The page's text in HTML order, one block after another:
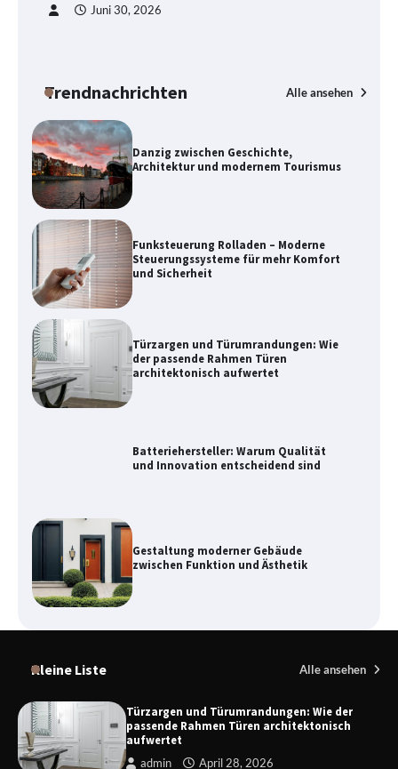
Juni 30, 2026
Trendnachrichten Alle ansehen
Funksteuerung Rolladen – Moderne
Steuerungssysteme für mehr Komfort
und Sicherheit
Türzargen und Türumrandungen: Wie
der passende Rahmen Türen
architektonisch aufwertet
Batteriehersteller: Warum Qualität
und Innovation entscheidend sind
Gestaltung moderner Gebäude
zwischen Funktion und Ästhetik
Kupplung und Bremse: Wichtige
Komponenten für die
Fahrzeugsicherheit
Architektur und modernem Tourismus
Funksteuerung Rolladen – Moderne
Steuerungssysteme für mehr Komfort
Kleine Liste Alle ansehen
Türzargen und Türumrandungen: Wie der
passende Rahmen Türen architektonisch
aufwertet
admin April 28, 2026